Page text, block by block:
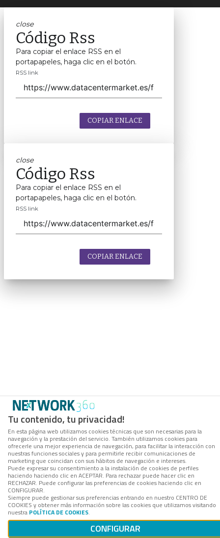
Tu contenido, tu privacidad!
En esta página web utilizamos cookies técnicas que son necesarias para la
navegación y la prestación del servicio. También utilizamos cookies para
ofrecerle una mejor experiencia de navegación, para facilitar la interacción con
nuestras funciones sociales y para permitirle recibir comunicaciones de
marketing que coincidan con sus hábitos de navegación e intereses.
Puede expresar su consentimiento a la instalación de cookies de perfiles
haciendo haciendo clic en ACEPTAR. Para rechazar puede hacer clic en
RECHAZAR. Puede configurar las preferencias de cookies haciendo clic en
CONFIGURAR.
Siempre puede gestionar sus preferencias entrando en nuestro CENTRO DE
COOKIES y obtener más información sobre las cookies que utilizamos visitando
nuestra POLÍTICA DE COOKIES.
CONFIGURAR
close
Código Rss
Para copiar el enlace RSS en el
portapapeles, haga clic en el botón.
RSS link
COPIAR ENLACE
close
Código Rss
Para copiar el enlace RSS en el
portapapeles, haga clic en el botón.
RSS link
COPIAR ENLACE